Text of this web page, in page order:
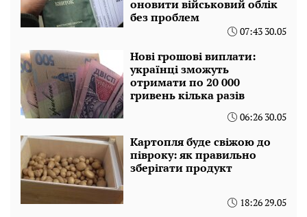
оновити військовий облік
без проблем
07:43 30.05
Нові грошові виплати:
українці зможуть
отримати по 20 000
гривень кілька разів
06:26 30.05
Картопля буде свіжою до
півроку: як правильно
зберігати продукт
18:26 29.05